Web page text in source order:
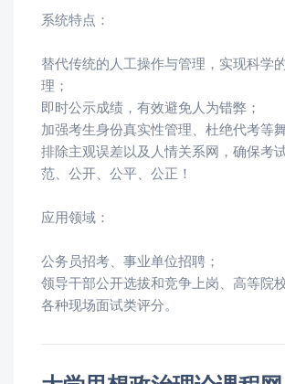
系统特点：
替代传统的人工操作与管理，实现科学
理；
即时公示成绩，有效避免人为错弊；
加强考生身份真实性管理、杜绝代考等
排除主观误差以及人情关系网，确保考
范、公开、公平、公正！
应用领域：
公务员招考、事业单位招聘；
领导干部公开选拔和竞争上岗、高等院
各种现场面试类评分。